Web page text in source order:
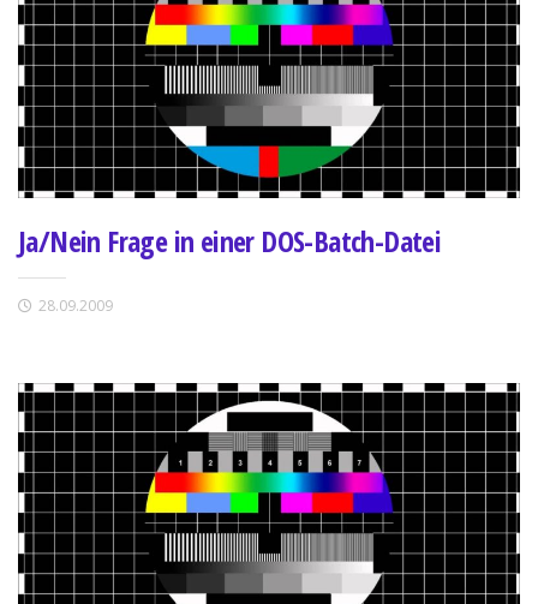
Ja/Nein Frage in einer DOS-Batch-Datei
28.09.2009